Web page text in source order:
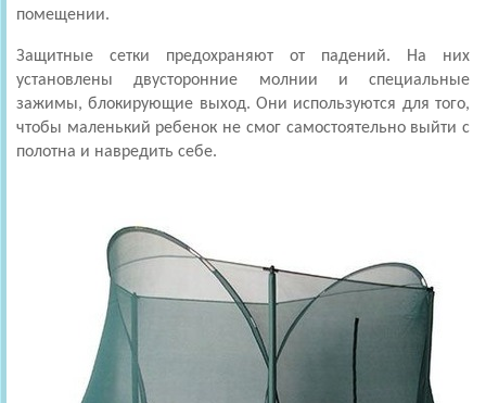
помещении.
Защитные сетки предохраняют от падений. На них
установлены двусторонние молнии и специальные
зажимы, блокирующие выход. Они используются для того,
чтобы маленький ребенок не смог самостоятельно выйти с
полотна и навредить себе.